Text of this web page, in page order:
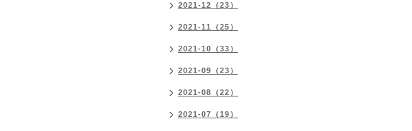
2021-12（23）
2021-11（25）
2021-10（33）
2021-09（23）
2021-08（22）
2021-07（19）